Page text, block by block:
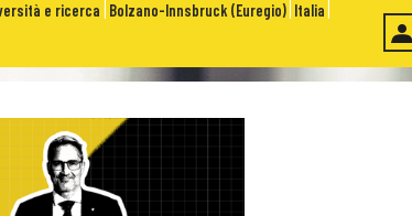
e ricerca Bolzano-Innsbruck (Euregio) Italia